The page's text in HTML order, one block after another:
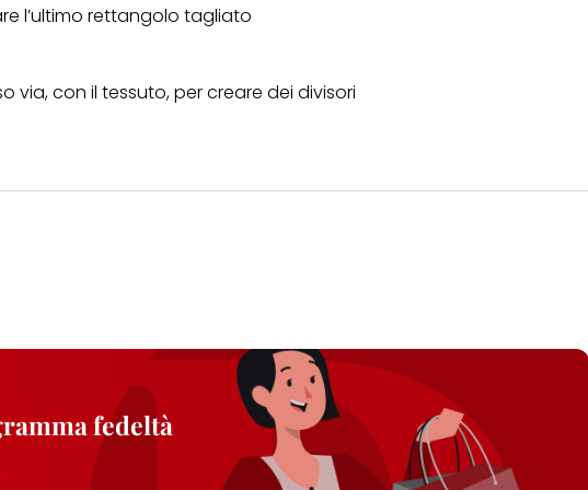
l’ultimo rettangolo tagliato
via, con il tessuto, per creare dei divisori
fedeltà